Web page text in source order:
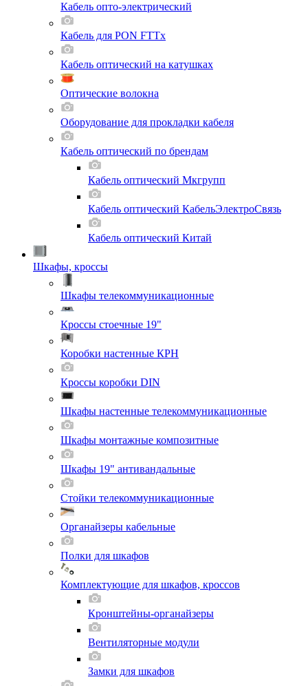
Кабель опто-электрический
Кабель для PON FTTx
Кабель оптический на катушках
Оптические волокна
Оборудование для прокладки кабеля
Кабель оптический по брендам
Кабель оптический Мкгрупп
Кабель оптический КабельЭлектроСвязь
Кабель оптический Китай
Шкафы, кроссы
Шкафы телекоммуникационные
Кроссы стоечные 19"
Коробки настенные КРН
Кроссы коробки DIN
Шкафы настенные телекоммуникационные
Шкафы монтажные композитные
Шкафы 19" антивандальные
Стойки телекоммуникационные
Органайзеры кабельные
Полки для шкафов
Комплектующие для шкафов, кроссов
Кронштейны-органайзеры
Вентиляторные модули
Замки для шкафов